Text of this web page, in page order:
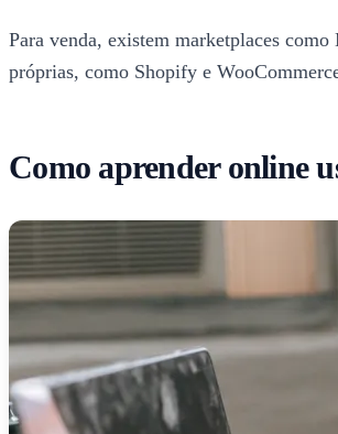
Para venda, existem marketplaces
próprias, como Shopify e
Como aprender online